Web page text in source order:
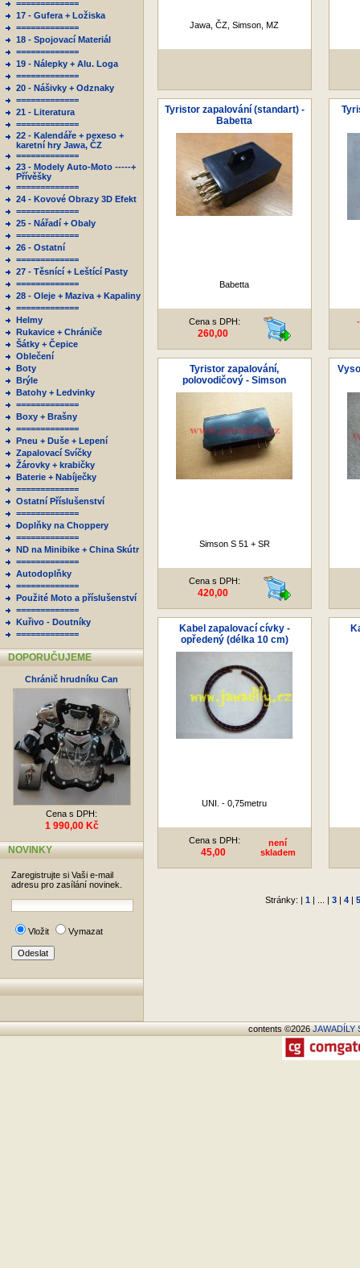
=============
17 - Gufera + Ložiska
=============
18 - Spojovací Materiál
=============
19 - Nálepky + Alu. Loga
=============
20 - Nášivky + Odznaky
=============
21 - Literatura
=============
22 - Kalendáře + pexeso +
karetní hry Jawa, ČZ
=============
23 - Modely Auto-Moto -----+
Přívěšky
=============
24 - Kovové Obrazy 3D Efekt
=============
25 - Nářadí + Obaly
=============
26 - Ostatní
=============
27 - Těsnící + Leštící Pasty
=============
28 - Oleje + Maziva + Kapaliny
=============
Helmy
Rukavice + Chrániče
Šátky + Čepice
Oblečení
Boty
Brýle
Batohy + Ledvinky
=============
Boxy + Brašny
=============
Pneu + Duše + Lepení
Zapalovací Svíčky
Žárovky + krabičky
Baterie + Nabíječky
=============
Ostatní Příslušenství
=============
Doplňky na Choppery
=============
ND na Minibike + China Skútr
=============
Autodoplňky
=============
Použité Moto a příslušenství
=============
Kuřivo - Doutníky
=============
DOPORUČUJEME
Chránič hrudníku Can
Cena s DPH:
1 990,00 Kč
NOVINKY
Zaregistrujte si Vaši e-mail
adresu pro zasílání novinek.
Vložit Vymazat
Jawa, ČZ, Simson, MZ
Tyristor zapalování (standart) -
Babetta
Babetta
Cena s DPH:
260,00
Tyristor zapalování,
polovodičový - Simson
Simson S 51 + SR
Cena s DPH:
420,00
Kabel zapalovací cívky -
opředený (délka 10 cm)
UNI. - 0,75metru
Cena s DPH:
45,00
není
skladem
Stránky: | 1| ... | 3| 4| 5
contents ©2026JAWADÍLY